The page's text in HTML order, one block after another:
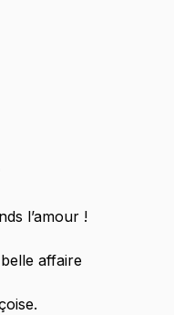
l’amour !
affaire